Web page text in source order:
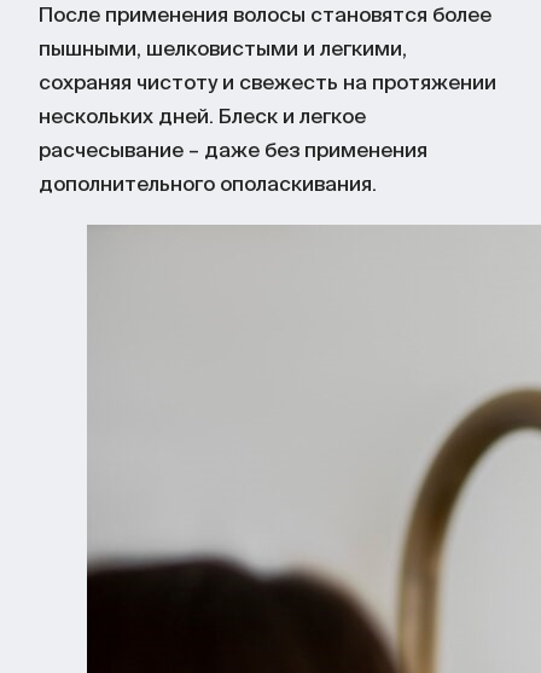
После применения волосы становятся более
пышными, шелковистыми и легкими,
сохраняя чистоту и свежесть на протяжении
нескольких дней. Блеск и легкое
расчесывание – даже без применения
дополнительного ополаскивания.